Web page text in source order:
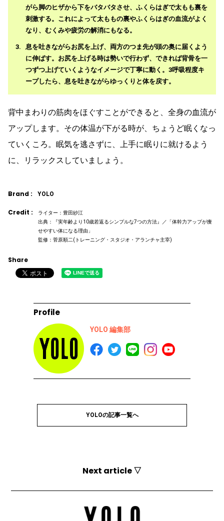
がら脚のヒザから下をバタバタさせ、ふくらはぎで太もも裏を
刺激する。これによって太ももの裏やふくらはぎの血流がよく
なり、むくみや疲労の解消にもなる。
息を吐きながらお尻を上げ、両方のつま先が頭の奥に届くよう
に伸ばす。お尻を上げる時は勢いで行わず、できれば背骨を一
つずつ上げていくようなイメージで丁寧に動く。3呼吸程度キ
ープしたら、息を吐きながらゆっくりと体を戻す。
背中まわりの筋肉をほぐすことができると、全身の血流が
アップします。その体温が下がる時が、ちょうど眠くなっ
ていくころ。眠気を逃さずに、上手に眠りに就けるよう
に、リラックスしていましょう。
Brand : YOLO
Credit :
ライター：豊田紗江
出典：『実年齢より10歳若返るシンプルな7つの方法』／「体幹力アップが痩
せやすい体になる理由」
監修：菅原順二(トレーニング・スタジオ・アランチャ主宰)
Share
Profile
YOLO 編集部
YOLOの記事一覧へ
Next article ▽